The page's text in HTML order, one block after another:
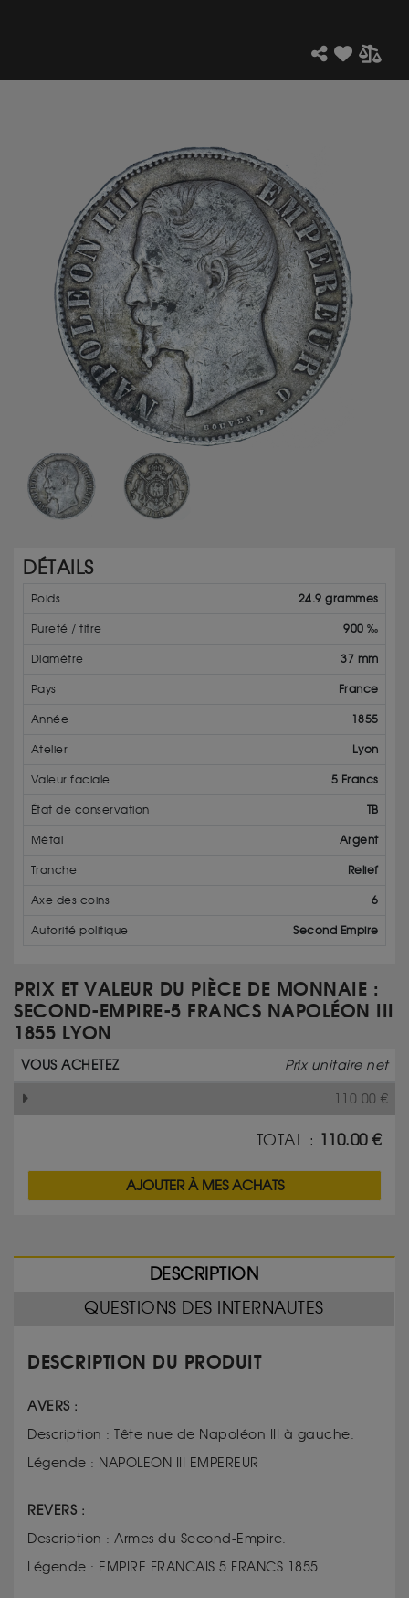
DÉTAILS
Poids 24.9 grammes
Pureté / titre 900 ‰
Diamètre 37 mm
Pays France
Année 1855
Atelier Lyon
Valeur faciale 5 Francs
État de conservation TB
Métal Argent
Tranche Relief
Axe des coins 6
Autorité politique Second Empire
PRIX ET VALEUR DU PIÈCE DE MONNAIE :
SECOND-EMPIRE-5 FRANCS NAPOLÉON III
1855 LYON
VOUS ACHETEZ Prix unitaire net
110.00 €
TOTAL : 110.00€
AJOUTER À MES ACHATS
DESCRIPTION
QUESTIONS DES INTERNAUTES
DESCRIPTION DU PRODUIT
AVERS :
Description : Tête nue de Napoléon III à gauche.
Légende : NAPOLEON III EMPEREUR
REVERS :
Description : Armes du Second-Empire.
Légende : EMPIRE FRANCAIS 5 FRANCS 1855